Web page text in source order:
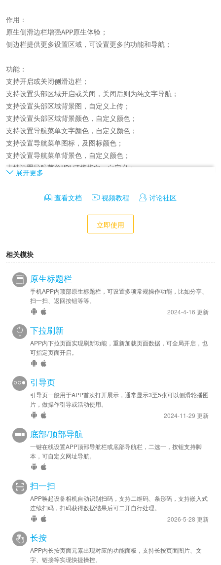
作用：
原生侧滑边栏增强APP原生体验；
侧边栏提供更多设置区域，可设置更多的功能和导航；
功能：
支持开启或关闭侧滑边栏；
支持设置头部区域开启或关闭，关闭后则为纯文字导航；
支持设置头部区域背景图，自定义上传；
支持设置头部区域背景颜色，自定义颜色；
支持设置导航菜单文字颜色，自定义颜色；
支持设置导航菜单图标，及图标颜色；
支持设置导航菜单背景色，自定义颜色；
支持设置导航菜单URL链接指向，自定义；
支持设置系统功能【刷新】按钮显示，可关闭；
支持设置系统功能【扫一扫】按钮显示，可关闭；
支持设置系统功能【退出应用】按钮显示，可关闭；
开发：
展开更多
查看文档 视频教程 讨论社区
立即使用
相关模块
原生标题栏
手机APP内顶部原生标题栏，可设置多项常规操作功能，比如分享、
扫一扫、返回按钮等等。
2024-4-16 更新
下拉刷新
APP内下拉页面实现刷新功能，重新加载页面数据，可全局开启，也
可指定页面开启。
引导页
引导页一般用于APP首次打开展示，通常显示3至5张可以侧滑轮播图
片，做操作引导或活动使用。
2024-11-29 更新
底部/顶部导航
一键在线设置APP顶部导航栏或底部导航栏，二选一，按钮支持脚
本，可自定义网址导航。
扫一扫
APP唤起设备相机自动识别扫码，支持二维码、条形码，支持嵌入式
连续扫码，扫码获得数据结果后可二开自行处理。
2026-5-28 更新
长按
APP内长按页面元素出现对应的功能面板，支持长按页面图片、文
字、链接等实现快捷操控。